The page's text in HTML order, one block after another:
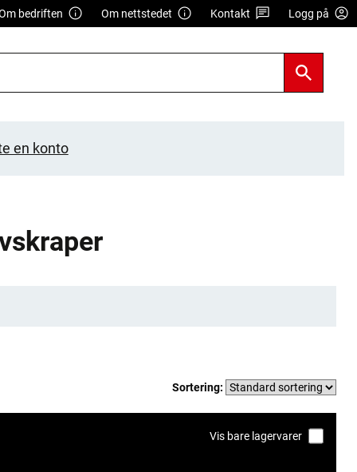
bedriften Om nettstedet Kontakt Logg på
en konto
Sortering:
Vis bare lagervarer